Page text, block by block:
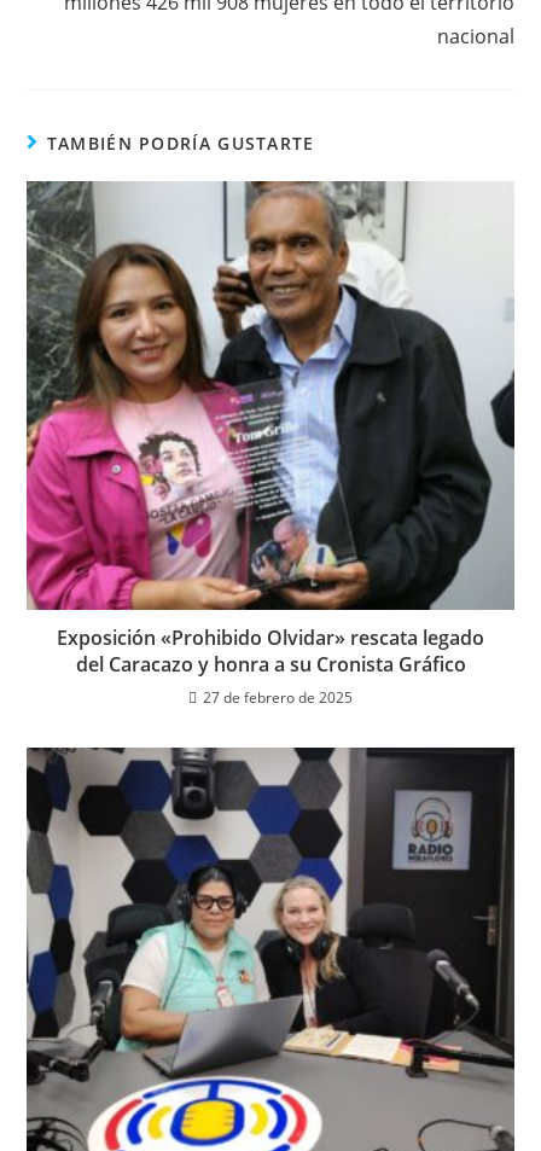
nacional
TAMBIÉN PODRÍA GUSTARTE
Exposición «Prohibido Olvidar» rescata legado
del Caracazo y honra a su Cronista Gráfico
27 de febrero de 2025